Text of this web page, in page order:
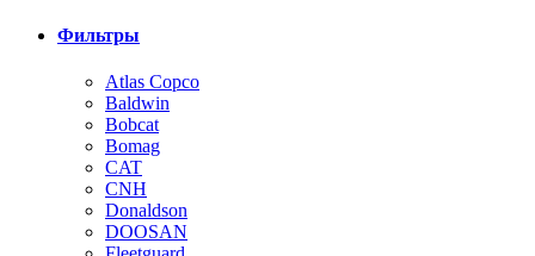
Фильтры
Atlas Copco
Baldwin
Bobcat
Bomag
CAT
CNH
Donaldson
DOOSAN